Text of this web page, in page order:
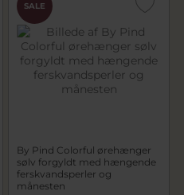
SALE
By Pind Colorful ørehænger
sølv forgyldt med hængende
ferskvandsperler og
månesten